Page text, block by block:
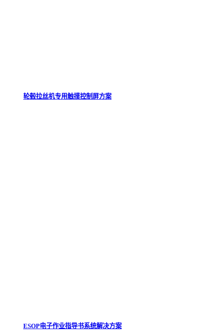
轮毂拉丝机专用触摸控制屏方案
ESOP电子作业指导书系统解决方案